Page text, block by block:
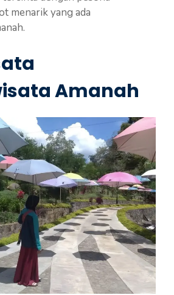
menarik yang ada
Amanah